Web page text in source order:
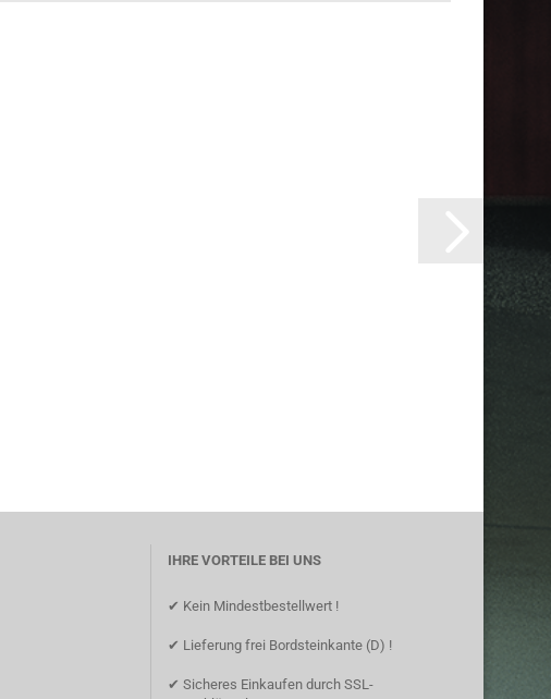
IHRE VORTEILE BEI UNS
✔ Kein Mindestbestellwert !
✔ Lieferung frei Bordsteinkante (D) !
✔ Sicheres Einkaufen durch SSL-